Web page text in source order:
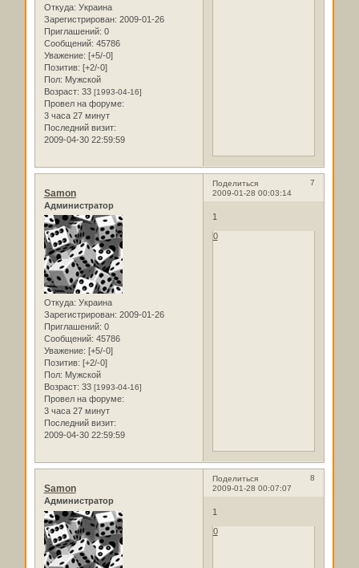
Откуда: Украина
Зарегистрирован: 2009-01-26
Приглашений: 0
Сообщений: 45786
Уважение: [+5/-0]
Позитив: [+2/-0]
Пол: Мужской
Возраст: 33 [1993-04-16]
Провел на форуме:
3 часа 27 минут
Последний визит:
2009-04-30 22:59:59
Поделиться
7
2009-01-28 00:03:14
Samon
Администратор
Откуда: Украина
Зарегистрирован: 2009-01-26
Приглашений: 0
Сообщений: 45786
Уважение: [+5/-0]
Позитив: [+2/-0]
Пол: Мужской
Возраст: 33 [1993-04-16]
Провел на форуме:
3 часа 27 минут
Последний визит:
2009-04-30 22:59:59
1
0
Поделиться
8
2009-01-28 00:07:07
Samon
Администратор
1
0